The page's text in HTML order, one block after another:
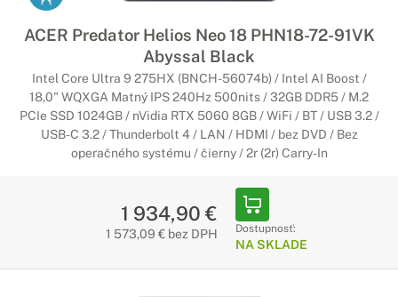
ACER Predator Helios Neo 18 PHN18-72-91VK
Abyssal Black
Intel Core Ultra 9 275HX (BNCH-56074b) / Intel AI Boost /
18,0" WQXGA Matný IPS 240Hz 500nits / 32GB DDR5 / M.2
PCIe SSD 1024GB / nVidia RTX 5060 8GB / WiFi / BT / USB 3.2 /
USB-C 3.2 / Thunderbolt 4 / LAN / HDMI / bez DVD / Bez
operačného systému / čierny / 2r (2r) Carry-In
1 934,90 €
1 573,09 € bez DPH Dostupnosť:
NA SKLADE